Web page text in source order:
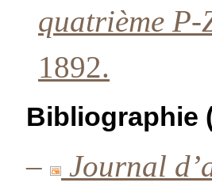
quatrième P-
1892.
Bibliographie
–
Journal